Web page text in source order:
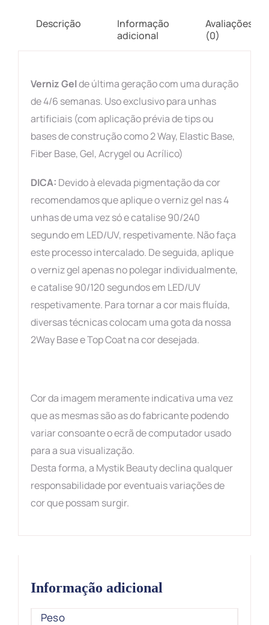
Descrição
Informação
adicional
Avaliações
(0)
Verniz Gelde última geração com uma duração
de 4/6 semanas. Uso exclusivo para unhas
artificiais (com aplicação prévia de tips ou
bases de construção como 2 Way, Elastic Base,
Fiber Base, Gel, Acrygel ou Acrílico)
DICA: Devido à elevada pigmentação da cor
recomendamos que aplique o verniz gel nas 4
unhas de uma vez só e catalise 90/240
segundo em LED/UV, respetivamente. Não faça
este processo intercalado. De seguida, aplique
o verniz gel apenas no polegar individualmente,
e catalise 90/120 segundos em LED/UV
respetivamente. Para tornar a cor mais fluída,
diversas técnicas colocam uma gota da nossa
2Way Base e Top Coat na cor desejada.
Cor da imagem meramente indicativa uma vez
que as mesmas são as do fabricante podendo
variar consoante o ecrã de computador usado
para a sua visualização.
Desta forma, a Mystik Beauty declina qualquer
responsabilidade por eventuais variações de
cor que possam surgir.
Informação adicional
Peso